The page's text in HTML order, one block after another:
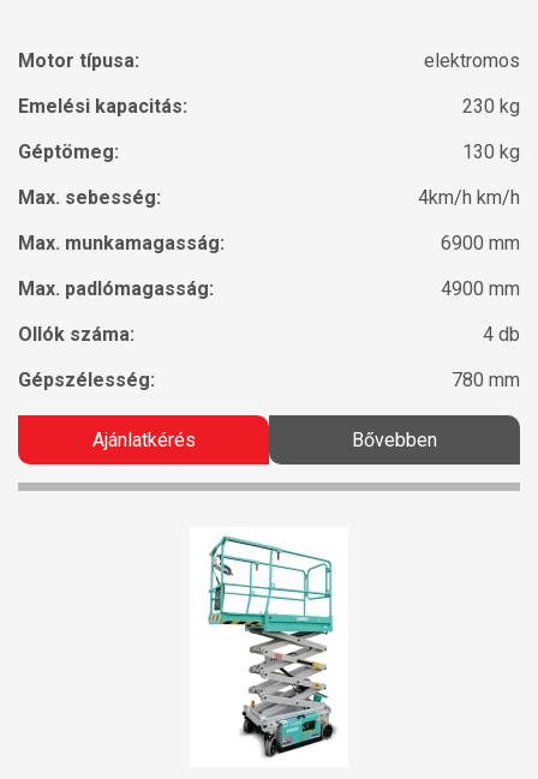
Motor típusa:
elektromos
Emelési kapacitás:
230 kg
Géptömeg:
130 kg
Max. sebesség:
4km/h km/h
Max. munkamagasság:
6900 mm
Max. padlómagasság:
4900 mm
Ollók száma:
4 db
Gépszélesség:
780 mm
Ajánlatkérés Bővebben